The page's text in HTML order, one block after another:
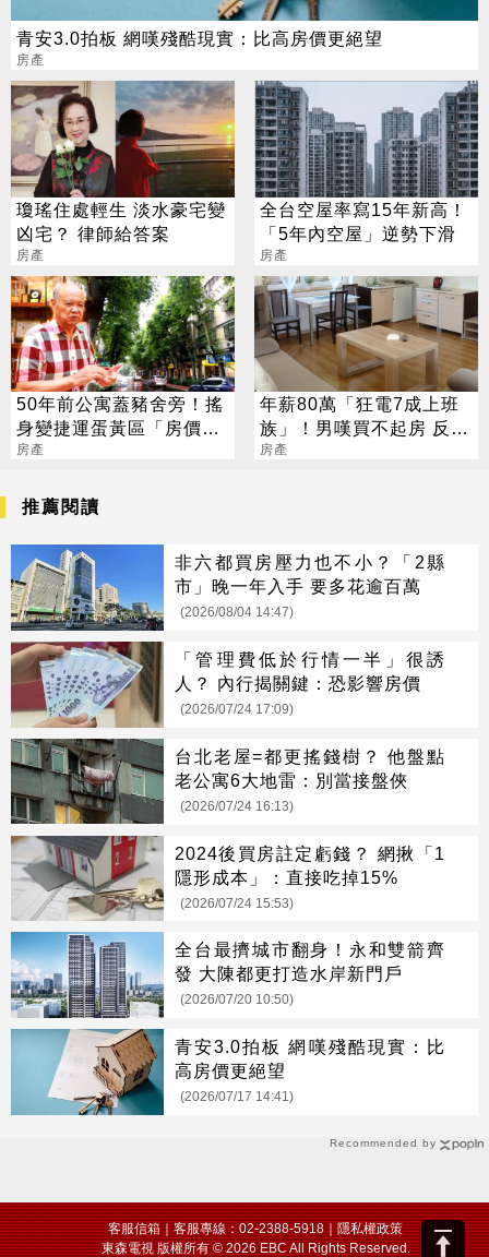
青安3.0拍板 網嘆殘酷現實：比高房價更絕望
房產
瓊瑤住處輕生 淡水豪宅變
凶宅？ 律師給答案
房產
全台空屋率寫15年新高！
「5年內空屋」逆勢下滑
房產
50年前公寓蓋豬舍旁！搖
身變捷運蛋黃區「房價一
坪50萬」
房產
年薪80萬「狂電7成上班
族」！男嘆買不起房 反遭
網噴爆
房產
Recommended by
推薦閱讀
非六都買房壓力也不小？「2縣
市」晚一年入手 要多花逾百萬
(2026/08/04 14:47)
「管理費低於行情一半」很誘
人？ 內行揭關鍵：恐影響房價
(2026/07/24 17:09)
台北老屋=都更搖錢樹？ 他盤點
老公寓6大地雷：別當接盤俠
(2026/07/24 16:13)
2024後買房註定虧錢？ 網揪「1
隱形成本」：直接吃掉15%
(2026/07/24 15:53)
全台最擠城市翻身！永和雙箭齊
發 大陳都更打造水岸新門戶
(2026/07/20 10:50)
青安3.0拍板 網嘆殘酷現實：比
高房價更絕望
(2026/07/17 14:41)
客服信箱｜客服專線：02-2388-5918｜隱私權政策
東森電視 版權所有 © 2026 EBC All Rights Reserved.